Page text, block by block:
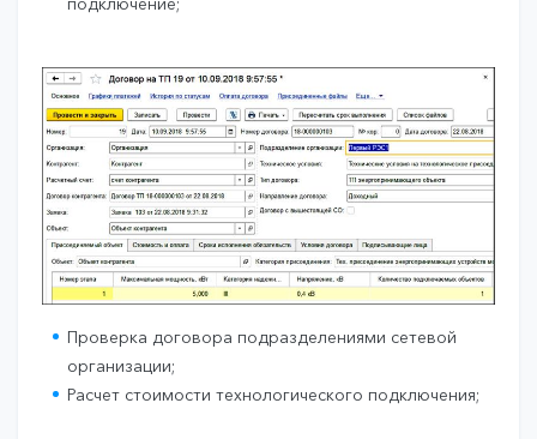
Проверка договора подразделениями сетевой
организации;
Расчет стоимости технологического подключения;